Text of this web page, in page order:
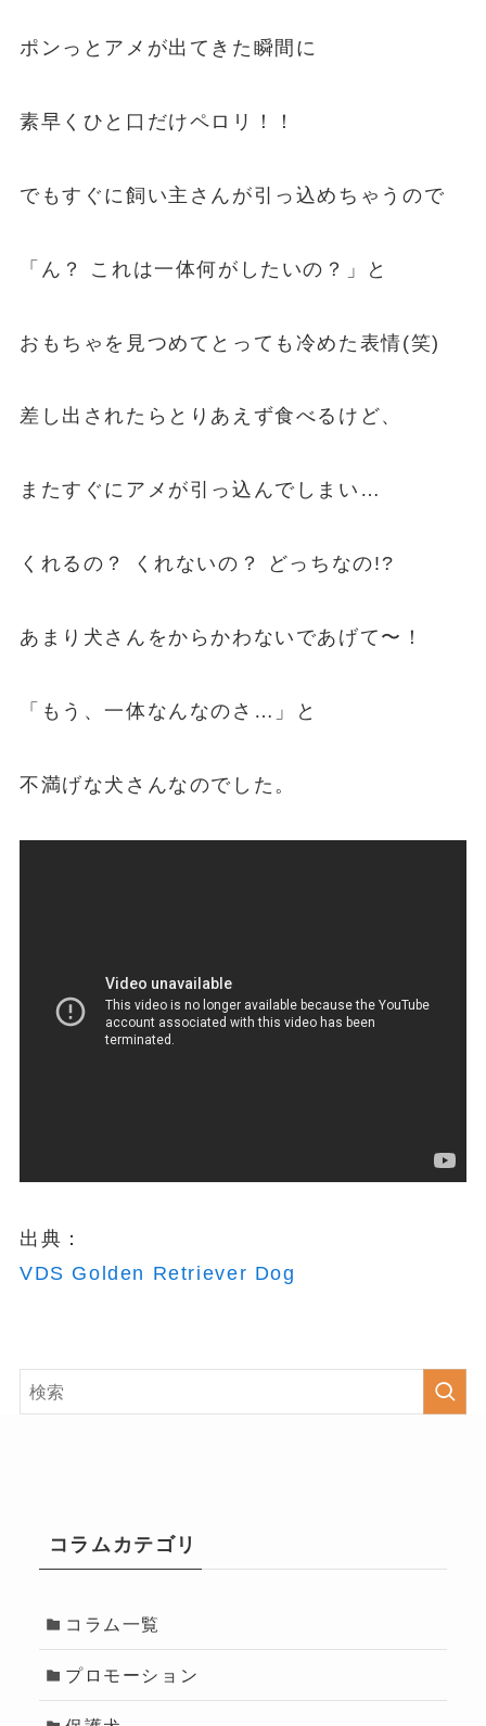
ポンっとアメが出てきた瞬間に
素早くひと口だけペロリ！！
でもすぐに飼い主さんが引っ込めちゃうので
「ん？ これは一体何がしたいの？」と
おもちゃを見つめてとっても冷めた表情(笑)
差し出されたらとりあえず食べるけど、
またすぐにアメが引っ込んでしまい…
くれるの？ くれないの？ どっちなの!?
あまり犬さんをからかわないであげて〜！
「もう、一体なんなのさ…」と
不満げな犬さんなのでした。
出典：
VDS Golden Retriever Dog
コラムカテゴリ
コラム一覧
プロモーション